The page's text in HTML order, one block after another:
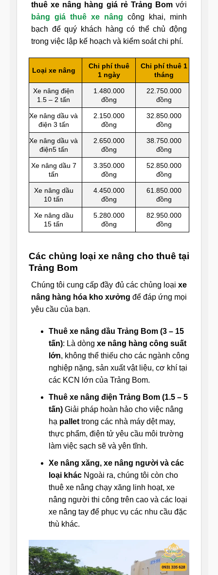
thuê xe nâng hàng giá rẻ Trảng Bomvới
bảng giá thuê xe nâng công khai, minh
bạch để quý khách hàng có thể chủ động
trong việc lập kế hoạch và kiểm soát chi phí.
Loại xe nâng
Chi phí thuê
1 ngày
Chi phí thuê 1
tháng
Xe nâng điện
1.5 – 2 tấn
1.480.000
đồng
22.750.000
đồng
Xe nâng dầu và
điện 3 tấn
2.150.000
đồng
32.850.000
đồng
Xe nâng dầu và
điện5 tấn
2.650.000
đồng
38.750.000
đồng
Xe nâng dầu 7
tấn
3.350.000
đồng
52.850.000
đồng
Xe nâng dầu
10 tấn
4.450.000
đồng
61.850.000
đồng
Xe nâng dầu
15 tấn
5.280.000
đồng
82.950.000
đồng
Các chủng loại xe nâng cho thuê tại
Trảng Bom
Chúng tôi cung cấp đầy đủ các chủng loại xe
nâng hàng hóa kho xưởng để đáp ứng mọi
yêu cầu của bạn.
Thuê xe nâng dầu Trảng Bom (3 – 15
tấn): Là dòng xe nâng hàng công suất
lớn, không thể thiếu cho các ngành công
nghiệp nặng, sản xuất vật liệu, cơ khí tại
các KCN lớn của Trảng Bom.
Thuê xe nâng điện Trảng Bom (1.5 – 5
tấn)Giải pháp hoàn hảo cho việc nâng
hạ pallettrong các nhà máy dệt may,
thực phẩm, điện tử yêu cầu môi trường
làm việc sạch sẽ và yên tĩnh.
Xe nâng xăng, xe nâng người và các
loại khácNgoài ra, chúng tôi còn cho
thuê xe nâng chạy xăng linh hoạt, xe
nâng người thi công trên cao và các loại
xe nâng tay để phục vụ các nhu cầu đặc
thù khác.